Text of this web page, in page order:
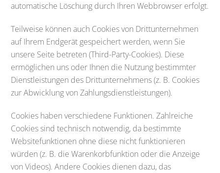
automatische Löschung durch Ihren Webbrowser erfolgt.
Teilweise können auch Cookies von Drittunternehmen
auf Ihrem Endgerät gespeichert werden, wenn Sie
unsere Seite betreten (Third-Party-Cookies). Diese
ermöglichen uns oder Ihnen die Nutzung bestimmter
Dienstleistungen des Drittunternehmens (z. B. Cookies
zur Abwicklung von Zahlungsdienstleistungen).
Cookies haben verschiedene Funktionen. Zahlreiche
Cookies sind technisch notwendig, da bestimmte
Websitefunktionen ohne diese nicht funktionieren
würden (z. B. die Warenkorbfunktion oder die Anzeige
von Videos). Andere Cookies dienen dazu, das